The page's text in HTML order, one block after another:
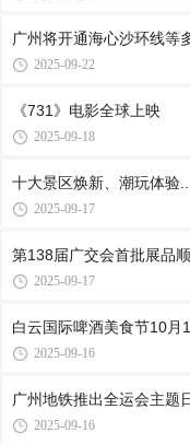
广州将开通海心沙环线等
2025-09-22
《731》电影全球上映
2025-09-18
十大景区焕新、潮玩体验
2025-09-17
第138届广交会首批展品
2025-09-17
白云国际啤酒美食节10
2025-09-16
广州地铁推出全运会主题
2025-09-16